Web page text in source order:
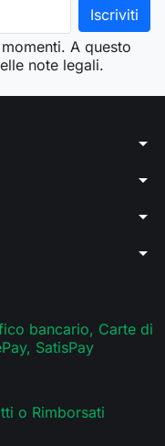
A questo
note legali.
arrow_drop_down
arrow_drop_down
arrow_drop_down
arrow_drop_down
bancario, Carte di
SatisPay
o Rimborsati